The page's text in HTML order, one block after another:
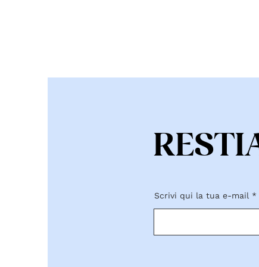
Scrivi qui la tua e-mail